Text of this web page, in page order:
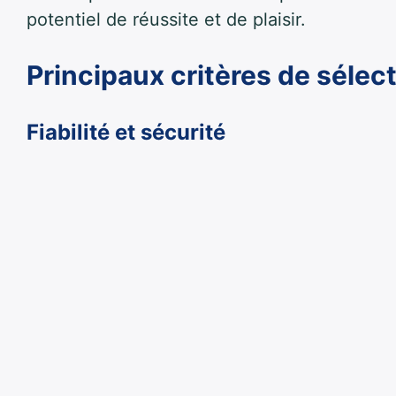
potentiel de réussite et de plaisir.
Principaux critères de
Fiabilité et sécurité